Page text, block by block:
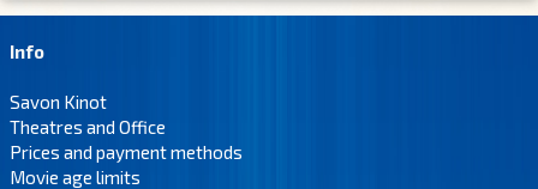
Info
Savon Kinot
Theatres and Office
Prices and payment methods
Movie age limits